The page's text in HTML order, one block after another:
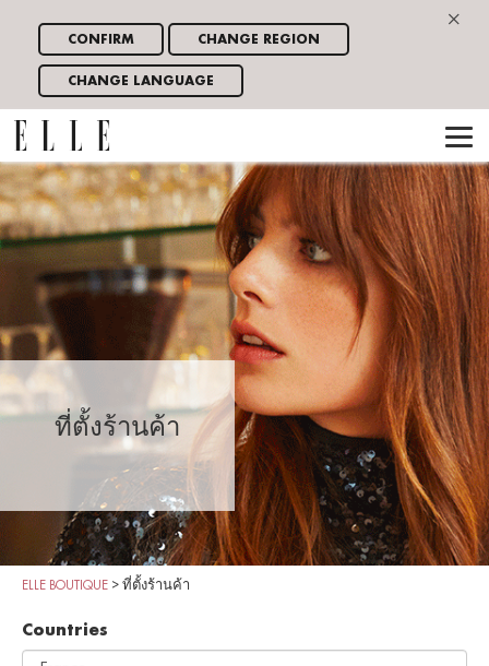
×
CONFIRM CHANGE REGION
CHANGE LANGUAGE
ที่ตั้งร้านค้า
ELLE BOUTIQUE > ที่ตั้งร้านค้า
Countries